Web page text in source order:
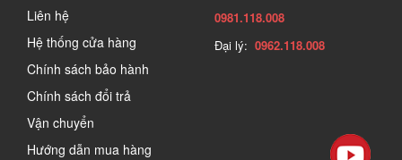
Liên hệ
Hệ thống cửa hàng
Chính sách bảo hành
Chính sách đổi trả
Vận chuyển
Hướng dẫn mua hàng
0981.118.008
Đại lý: 0962.118.008